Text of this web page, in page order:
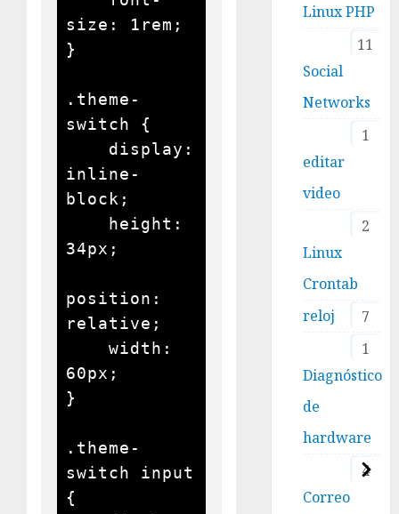
size: 1rem;
}
.theme-
switch {
inline-
block;
34px;
position:
relative;
60px;
}
.theme-
switch input
{
Linux PHP
11
Social
Networks
1
editar
video
2
Linux
Crontab
7
reloj
1
Diagnóstico
de
hardware
4
Correo